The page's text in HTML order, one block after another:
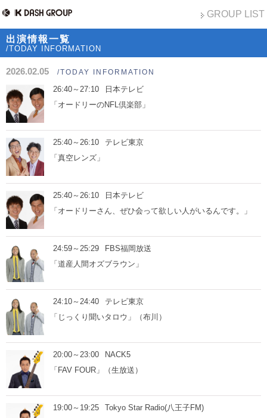
GROUP LIST
出演情報一覧
/TODAY INFORMATION
2026.02.05 /TODAY INFORMATION
26:40～27:10
日本テレビ
「オードリーのNFL倶楽部」
25:40～26:10
テレビ東京
「真空レンズ」
25:40～26:10
日本テレビ
「オードリーさん、ぜひ会って欲しい人がいるんです。」
24:59～25:29
FBS福岡放送
「道産人間オズブラウン」
24:10～24:40
テレビ東京
「じっくり聞いタロウ」（布川）
20:00～23:00
NACK5
「FAV FOUR」（生放送）
19:00～19:25
Tokyo Star Radio(八王子FM)